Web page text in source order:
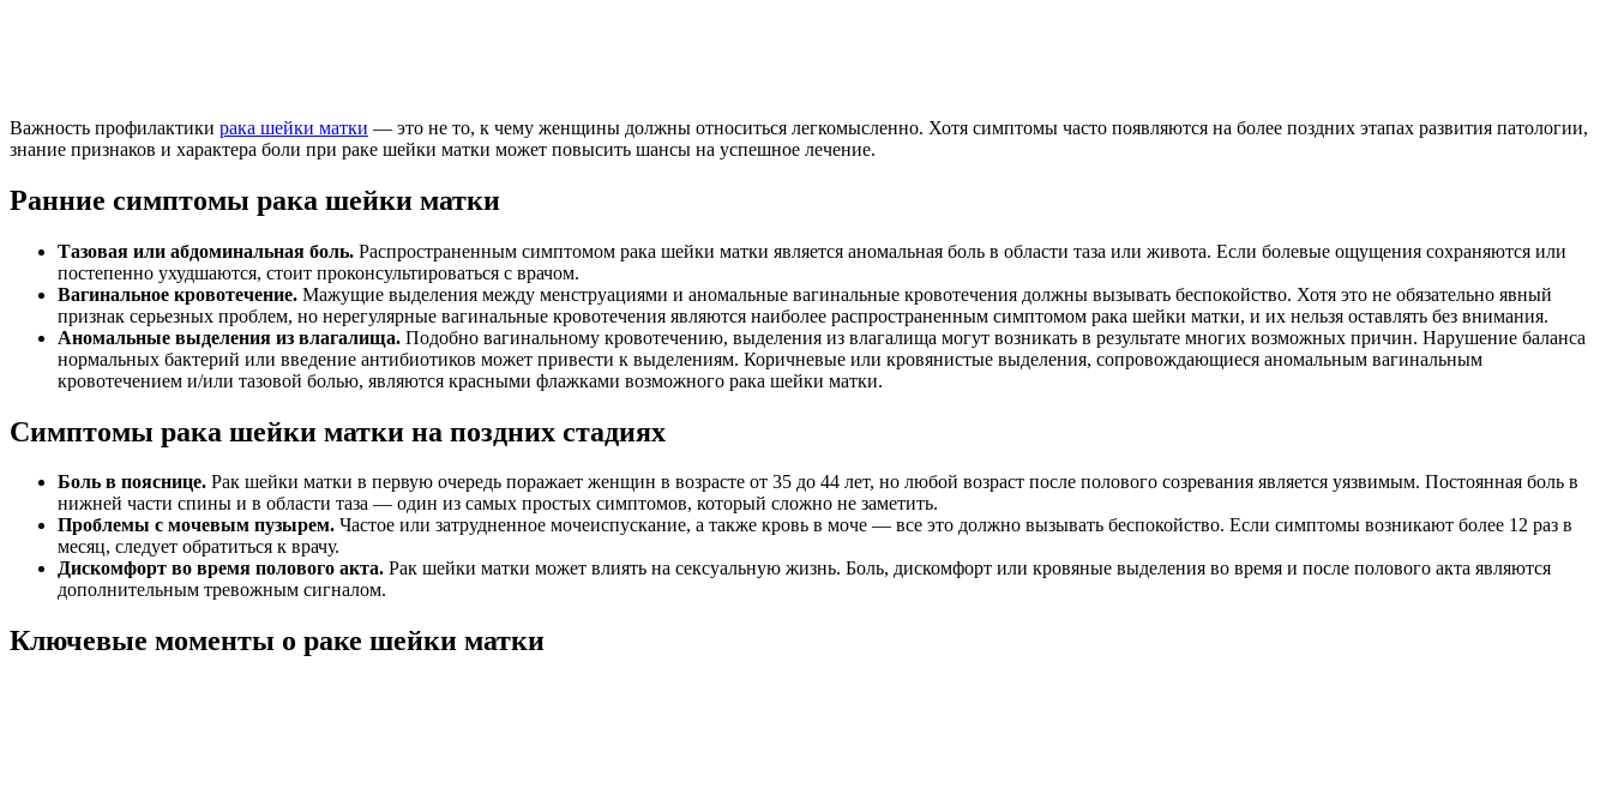
Важность профилактики рака шейки матки — это не то, к чему женщины должны относиться легкомысленно. Хотя симптомы часто появляются на более поздних этапах развития патологии,
знание признаков и характера боли при раке шейки матки может повысить шансы на успешное лечение.
Ранние симптомы рака шейки матки
Тазовая или абдоминальная боль. Распространенным симптомом рака шейки матки является аномальная боль в области таза или живота. Если болевые ощущения сохраняются или
постепенно ухудшаются, стоит проконсультироваться с врачом.
Вагинальное кровотечение. Мажущие выделения между менструациями и аномальные вагинальные кровотечения должны вызывать беспокойство. Хотя это не обязательно явный
признак серьезных проблем, но нерегулярные вагинальные кровотечения являются наиболее распространенным симптомом рака шейки матки, и их нельзя оставлять без внимания.
Аномальные выделения из влагалища. Подобно вагинальному кровотечению, выделения из влагалища могут возникать в результате многих возможных причин. Нарушение баланса
нормальных бактерий или введение антибиотиков может привести к выделениям. Коричневые или кровянистые выделения, сопровождающиеся аномальным вагинальным
кровотечением и/или тазовой болью, являются красными флажками возможного рака шейки матки.
Симптомы рака шейки матки на поздних стадиях
Боль в пояснице. Рак шейки матки в первую очередь поражает женщин в возрасте от 35 до 44 лет, но любой возраст после полового созревания является уязвимым. Постоянная боль в
нижней части спины и в области таза — один из самых простых симптомов, который сложно не заметить.
Проблемы с мочевым пузырем. Частое или затрудненное мочеиспускание, а также кровь в моче — все это должно вызывать беспокойство. Если симптомы возникают более 12 раз в
месяц, следует обратиться к врачу.
Дискомфорт во время полового акта. Рак шейки матки может влиять на сексуальную жизнь. Боль, дискомфорт или кровяные выделения во время и после полового акта являются
дополнительным тревожным сигналом.
Ключевые моменты о раке шейки матки